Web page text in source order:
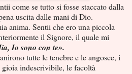
come se tutto si fosse staccato dalla
uscita dalle mani di Dio.
anima. Sentii che ero una piccola
il Signore, il quale mi
Io sono con te».
tutte le tenebre e le angosce, i
indescrivibile, le facoltà